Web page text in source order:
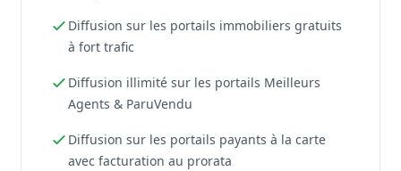
Diffusion sur les portails immobiliers gratuits
à fort trafic
Diffusion illimité sur les portails Meilleurs
Agents & ParuVendu
Diffusion sur les portails payants à la carte
avec facturation au prorata